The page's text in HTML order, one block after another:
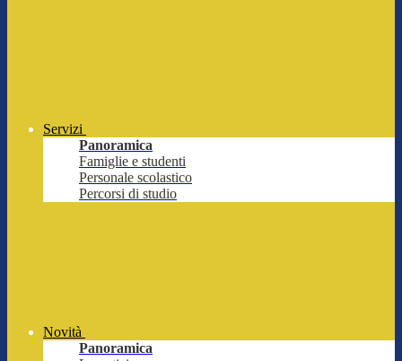
Servizi
Panoramica
Famiglie e studenti
Personale scolastico
Percorsi di studio
Novità
Panoramica